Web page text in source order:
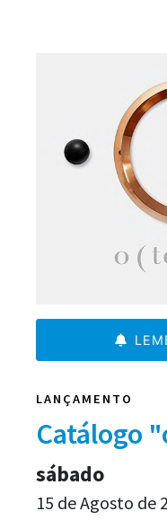
LANÇAMENTO
Catálogo
sábado
15 de Agosto de